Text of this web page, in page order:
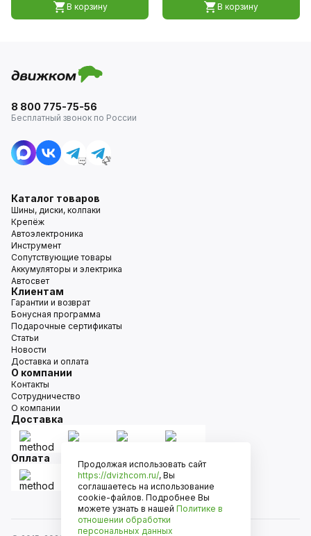
В корзину В корзину
8 800 775-75-56
Бесплатный звонок по России
Каталог товаров
Шины, диски, колпаки
Крепёж
Автоэлектроника
Инструмент
Сопутствующие товары
Аккумуляторы и электрика
Автосвет
Клиентам
Гарантии и возврат
Бонусная программа
Подарочные сертификаты
Статьи
Новости
Доставка и оплата
О компании
Контакты
Сотрудничество
О компании
Доставка
Оплата
Продолжая использовать сайт
https://dvizhcom.ru/, Вы
соглашаетесь на использование
cookie-файлов. Подробнее Вы
можете узнать в нашей Политике в
отношении обработки
персональных данных